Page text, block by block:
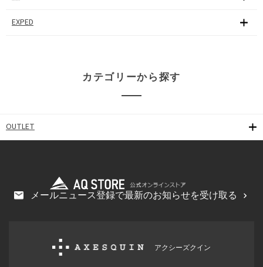
EXPED
カテゴリーから探す
OUTLET
メールニュース登録で最新のお知らせを受け取る
アクシーズクイン